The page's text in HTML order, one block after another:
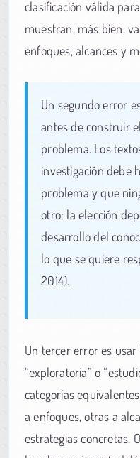
clasificación válida
muestran, más bien,
enfoques, alcances y
Un segundo error
antes de construir
problema. Los
investigación debe
problema y que
otro; la elección
desarrollo del
lo que se quiere
2014).
Un tercer error es usar
“exploratoria” o
categorías
a enfoques, otras a
estrategias concretas.